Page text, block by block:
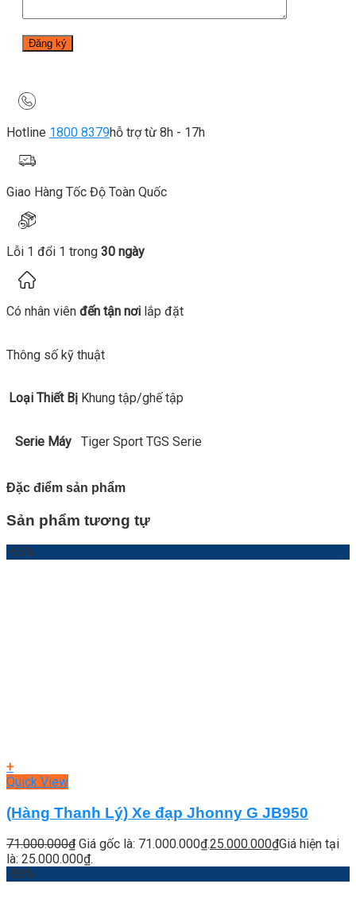
Hotline 1800 8379hỗ trợ từ 8h - 17h
Giao Hàng Tốc Độ Toàn Quốc
Lỗi 1 đổi 1 trong 30 ngày
Có nhân viên đến tận nơi lắp đặt
Thông số kỹ thuật
Loại Thiết Bị Khung tập/ghế tập
Serie Máy Tiger Sport TGS Serie
Đặc điểm sản phẩm
Sản phẩm tương tự
-65%
+
Quick View
(Hàng Thanh Lý) Xe đạp Jhonny G JB950
71.000.000₫ Giá gốc là: 71.000.000₫.25.000.000₫Giá hiện tại
là: 25.000.000₫.
-50%